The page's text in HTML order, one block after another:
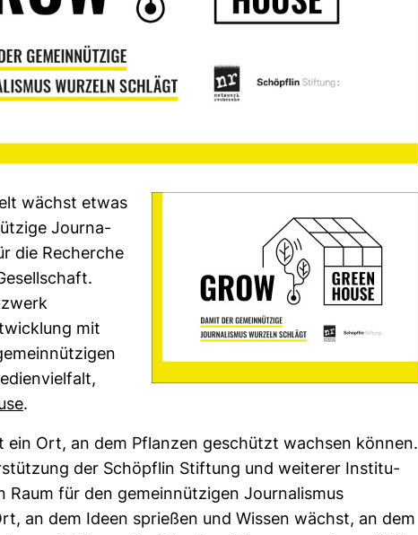
wächst etwas
Jour­na­
die Recherche
mit
.
ein Ort, an dem Pflanzen geschützt wachsen können.
der Schöpflin Stif­tung und wei­terer Insti­tu­
Raum für den gemein­nüt­zigen Jour­na­lismus
an dem Ideen sprießen und Wissen wächst, an dem